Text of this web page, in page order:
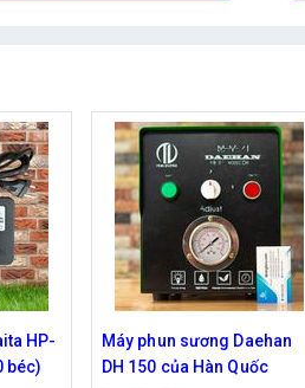
Bơm phun sương Daehan
DH 6017 hỗ trợ từ 5 - 20 béc